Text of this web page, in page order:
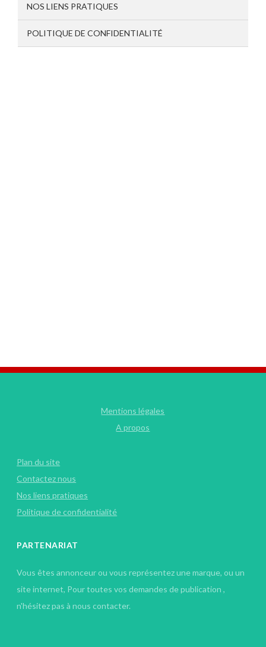
NOS LIENS PRATIQUES
POLITIQUE DE CONFIDENTIALITÉ
Mentions légales
A propos
Plan du site
Contactez nous
Nos liens pratiques
Politique de confidentialité
PARTENARIAT
Vous êtes annonceur ou vous représentez une marque, ou un
site internet, Pour toutes vos demandes de publication ,
n'hésitez pas à nous contacter.